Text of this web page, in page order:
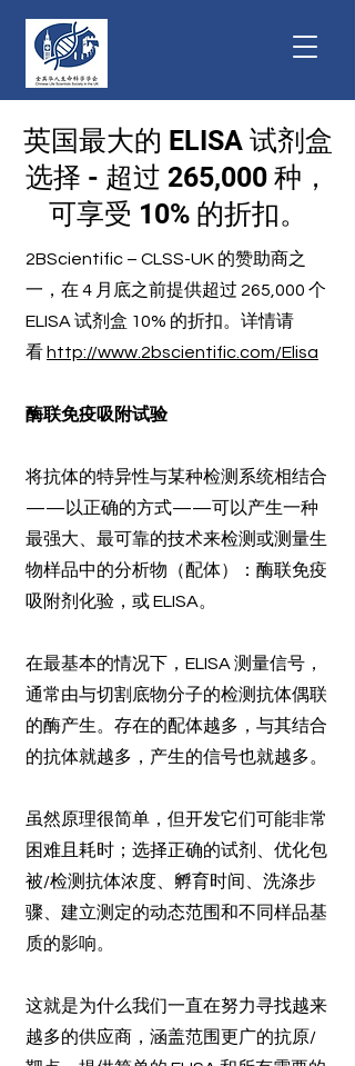
英国最大的 ELISA 试剂盒
选择 - 超过 265,000 种，
可享受 10% 的折扣。
2BScientific – CLSS-UK 的赞助商之
一，在 4 月底之前提供超过 265,000 个
ELISA 试剂盒 10% 的折扣。详情请
看 http://www.2bscientific.com/Elisa
酶联免疫吸附试验
将抗体的特异性与某种检测系统相结合
——以正确的方式——可以产生一种
最强大、最可靠的技术来检测或测量生
物样品中的分析物（配体）：酶联免疫
吸附剂化验，或 ELISA。
在最基本的情况下，ELISA 测量信号，
通常由与切割底物分子的检测抗体偶联
的酶产生。存在的配体越多，与其结合
的抗体就越多，产生的信号也就越多。
虽然原理很简单，但开发它们可能非常
困难且耗时；选择正确的试剂、优化包
被/检测抗体浓度、孵育时间、洗涤步
骤、建立测定的动态范围和不同样品基
质的影响。
这就是为什么我们一直在努力寻找越来
越多的供应商，涵盖范围更广的抗原/